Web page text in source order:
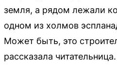
земля, а рядом лежали
одном из холмов
Может быть, это
рассказала читательница.